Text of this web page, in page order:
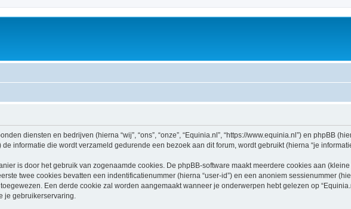
diensten en bedrijven (hierna “wij”, “ons”, “onze”, “Equinia.nl”, “https://www.equinia.nl”) en phpBB
de informatie die wordt verzameld gedurende een bezoek aan dit forum, wordt gebruikt (hierna “je
is door het gebruik van zogenaamde cookies. De phpBB-software maakt meerdere cookies aan
twee cookies bevatten een indentificatienummer (hierna “user-id”) en een anoniem sessienummer
Een derde cookie zal worden aangemaakt wanneer je onderwerpen hebt gelezen op
je gebruikerservaring.